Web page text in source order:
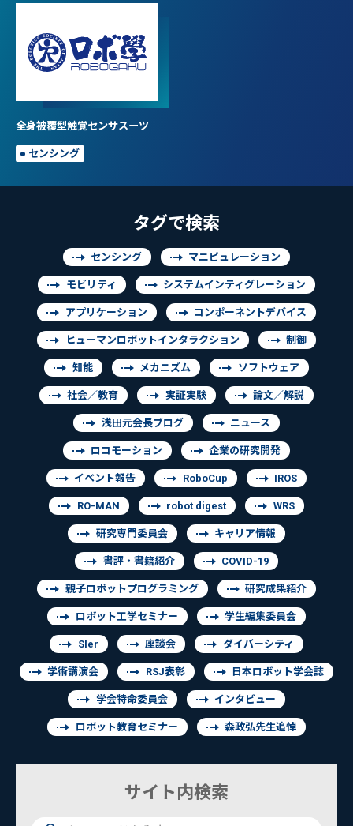
全身被覆型触覚センサスーツ
センシング
タグで検索
センシング マニピュレーション
モビリティ システムインティグレーション
アプリケーション コンポーネントデバイス
ヒューマンロボットインタラクション 制御
知能 メカニズム ソフトウェア
社会／教育 実証実験 論文／解説
浅田元会長ブログ ニュース
ロコモーション 企業の研究開発
イベント報告 RoboCup IROS
RO-MAN robot digest WRS
研究専門委員会 キャリア情報
書評・書籍紹介 COVID-19
親子ロボットプログラミング 研究成果紹介
ロボット工学セミナー 学生編集委員会
SIer 座談会 ダイバーシティ
学術講演会 RSJ表彰 日本ロボット学会誌
学会特命委員会 インタビュー
ロボット教育セミナー 森政弘先生追悼
サイト内検索